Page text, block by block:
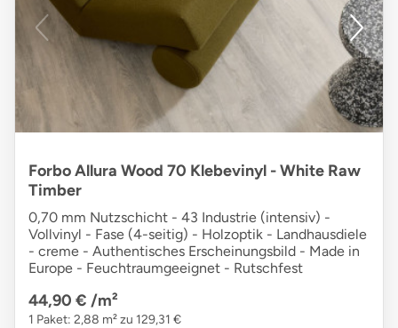
Forbo Allura Wood 70 Klebevinyl - White Raw
Timber
0,70 mm Nutzschicht - 43 Industrie (intensiv) -
Vollvinyl - Fase (4-seitig) - Holzoptik - Landhausdiele
- creme - Authentisches Erscheinungsbild - Made in
Europe - Feuchtraumgeeignet - Rutschfest
44,90 € /m²
1 Paket: 2,88 m² zu 129,31 €